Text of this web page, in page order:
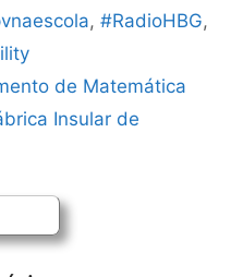
, #RadioHBG,
de Matemática
Insular de